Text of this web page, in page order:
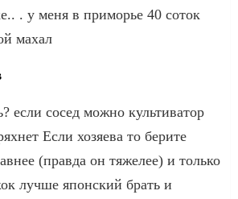
. у меня в приморье 40 соток
махал
если сосед можно культиватор
Если хозяева то берите
(правда он тяжелее) и только
лучше японский брать и